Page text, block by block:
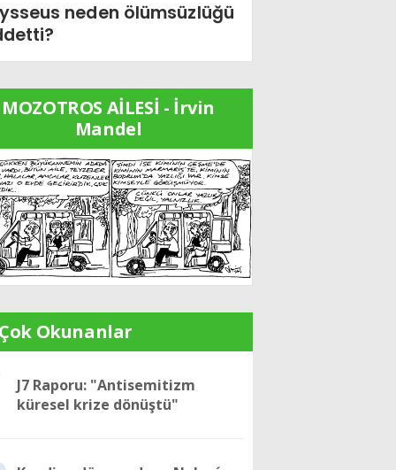
neden ölümsüzlüğü
MOZOTROS AİLESİ - İrvin
Mandel
Okunanlar
J7 Raporu: "Antisemitizm
küresel krize dönüştü"